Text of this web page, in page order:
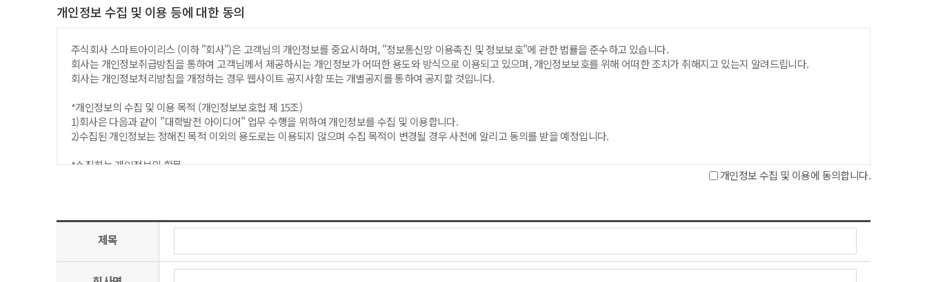
이 약관에서 사용하는 용어의 정의는 다음과 같습니다. 1."서비스"라 함은 "회사"에서 제작한 홈페이지를 통해 공급되는 각종 정보를 말합니다.
2."회원"이라 함은 회사와 서비스 이용계약을 체결한 자를 말합니다.
4."관리자"라 함은 서비스의 전반적인 관리와 원활한 운영을 위하여 회사에서 선정한 사람을 말합니다.
제 2 장 서비스 이용계약
1.아래 "위의 "회사" 이용약관에 동의하십니까?"라는 물음에 회원이 "동의합니다"를 클릭하시면 이 약관에 동의하는 것으로 간주합니다.
2.이용계약은 회원의 이용신청에 대하여 회사가 승낙함으로써 성립합니다.
제 6 조 (이용신청)
이용신청은 온라인으로 서비스에 접속한 후 다음 사항을 회원등록 양식에 기재하여 신청합니다. ID, PW, 이름, 전화, 주소 등
2.회사는 다음 각 호에 해당하는 이용신청에 대하여는 승낙을 유보할 수 있습니다. 1) 설비에 여유가 없는 경우
2) 기술상 지장이 있는 경우
3) 기타 회사가 필요하다고 인정되는 경우
3.회사는 다음 각 호에 해당하는 이용신청에 대하여는 이를 승낙하지 아니할 수 있습니다. 1) 이름이 실명이 아닌 경우
개인정보 수집 및 이용 등에 대한 동의
주식회사 스마트아이리스 (이하 "회사")은 고객님의 개인정보를 중요시하며, "정보통신망 이용촉진 및 정보보호"에 관한 법률을 준수하고 있습니다.
회사는 개인정보취급방침을 통하여 고객님께서 제공하시는 개인정보가 어떠한 용도와 방식으로 이용되고 있으며, 개인정보보호를 위해 어떠한 조치가 취해지고 있는지 알려드립니다.
회사는 개인정보처리방침을 개정하는 경우 웹사이트 공지사항 또는 개별공지를 통하여 공지할 것입니다.
*개인정보의 수집 및 이용 목적 (개인정보보호헙 제 15조)
1)회사은 다음과 같이 "대학발전 아이디어" 업무 수행을 위하여 개인정보를 수집 및 이용합니다.
2)수집된 개인정보는 정해진 목적 이외의 용도로는 이용되지 않으며 수집 목적이 변경될 경우 사전에 알리고 동의를 받을 예정입니다.
*수집하는 개인정보의 항목
단, 다음의 정보에 대해서는 아래의 이유로 명시한 기간 동안 보존합니다.
-보존 항목: 이름, 연락처, 이메일
-보존 근거: 스마트아이리스 내부 방침에 의한 보존
-보존 기간: 1년
개인정보 수집 및 이용에 동의합니다.
제목